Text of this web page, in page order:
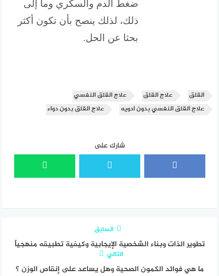
ضغط الدم والسكري وما إلى
ذلك، لذلك ينصح بأن تكون أكثر
بحثا عن الحل.
القلق علاج القلق
علاج القلق النفسي
علاج القلق النفسي بدون ادويه
علاج القلق بدون دواء
شارك على
السابق
تطوير الذات وبناء الشخصية الإيجابية وكيفية تطبيقه منهجياً
التالي
ما هي فوائد الكمون الصحية وهل يساعد على إنقاص الوزن ؟